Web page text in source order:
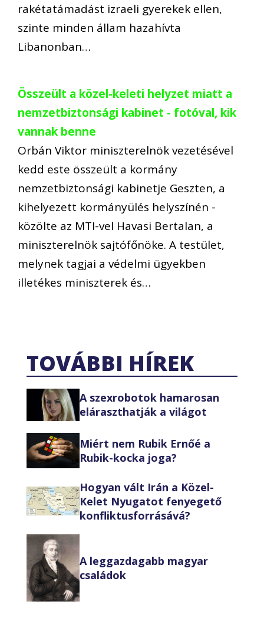
rakétatámadást izraeli gyerekek ellen,
szinte minden állam hazahívta
Libanonban…
Összeült a közel-keleti helyzet miatt a
nemzetbiztonsági kabinet - fotóval, kik
vannak benne
Orbán Viktor miniszterelnök vezetésével
kedd este összeült a kormány
nemzetbiztonsági kabinetje Geszten, a
kihelyezett kormányülés helyszínén -
közölte az MTI-vel Havasi Bertalan, a
miniszterelnök sajtófőnöke. A testület,
melynek tagjai a védelmi ügyekben
illetékes miniszterek és…
TOVÁBBI HÍREK
A szexrobotok hamarosan
eláraszthatják a világot
Miért nem Rubik Ernőé a
Rubik-kocka joga?
Hogyan vált Irán a Közel-
Kelet Nyugatot fenyegető
konfliktusforrásává?
A leggazdagabb magyar
családok